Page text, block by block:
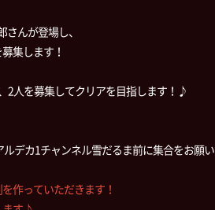
さんが登場し、
集します！
2人を募集してクリアを目指します！♪
デカ1チャンネル雪だるま前に集合をお願い
作っていただきます！